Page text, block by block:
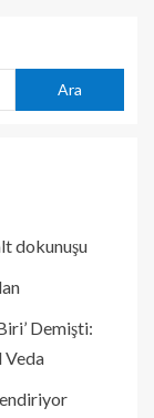
Ara
dokunuşu
Demişti:
Veda